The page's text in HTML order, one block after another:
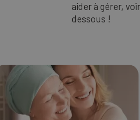
aider à gérer,
dessous !